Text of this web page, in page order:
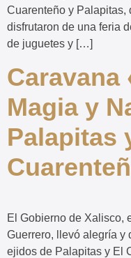
Cuarenteño y Palapitas,
disfrutaron de una feria
de juguetes y […]
Caravana
Magia y
Palapitas
El Gobierno de Xalisco,
Guerrero, llevó alegría y
ejidos de Palapitas y El